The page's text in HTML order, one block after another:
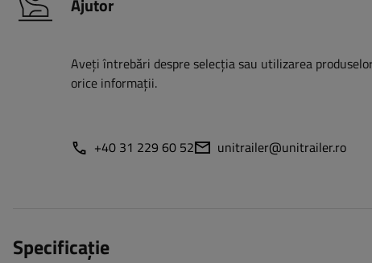
Ajutor
Aveți întrebări despre selecția sau utilizarea
orice informații.
+40 31 229 60 52 unitrailer@unitrailer.ro
Specificație